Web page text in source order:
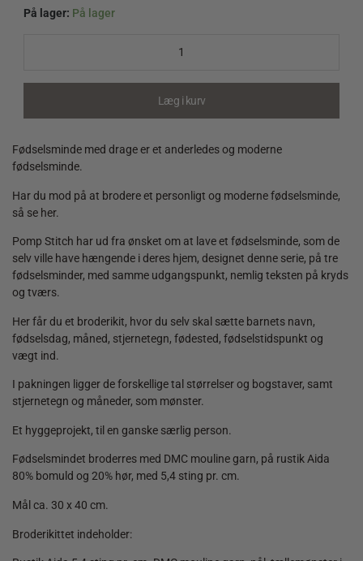
På lager: På lager
Fødselsminde
Læg i kurv
Fødselsminde med drage er et anderledes og moderne
fødselsminde.
Har du mod på at brodere et personligt og moderne fødselsminde,
så se her.
Pomp Stitch har ud fra ønsket om at lave et fødselsminde, som de
selv ville have hængende i deres hjem, designet denne serie, på tre
fødselsminder, med samme udgangspunkt, nemlig teksten på kryds
og tværs.
Her får du et broderikit, hvor du selv skal sætte barnets navn,
fødselsdag, måned, stjernetegn, fødested, fødselstidspunkt og
vægt ind.
I pakningen ligger de forskellige tal størrelser og bogstaver, samt
stjernetegn og måneder, som mønster.
Et hyggeprojekt, til en ganske særlig person.
Fødselsmindet broderres med DMC mouline garn, på rustik Aida
80% bomuld og 20% hør, med 5,4 sting pr. cm.
Mål ca. 30 x 40 cm.
Broderikittet indeholder: